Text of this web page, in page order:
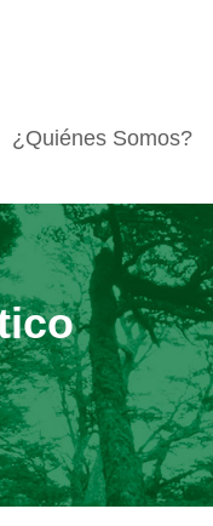
¿Quiénes Somos?